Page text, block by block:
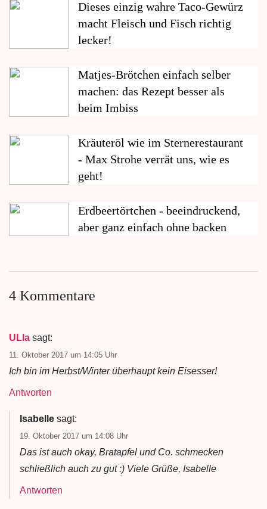
Dieses einzig wahre Taco-Gewürz
macht Fleisch und Fisch richtig
lecker!
Matjes-Brötchen einfach selber
machen: das Rezept besser als
beim Imbiss
Kräuteröl wie im Sternerestaurant
- Max Strohe verrät uns, wie es
geht!
Erdbeertörtchen - beeindruckend,
aber ganz einfach ohne backen
4 Kommentare
ULla sagt:
11. Oktober 2017 um 14:05 Uhr
Ich bin im Herbst/Winter überhaupt kein Eisesser!
Antworten
Isabelle sagt:
19. Oktober 2017 um 14:08 Uhr
Das ist auch okay, Bratapfel und Co. schmecken
schließlich auch zu gut :) Viele Grüße, Isabelle
Antworten